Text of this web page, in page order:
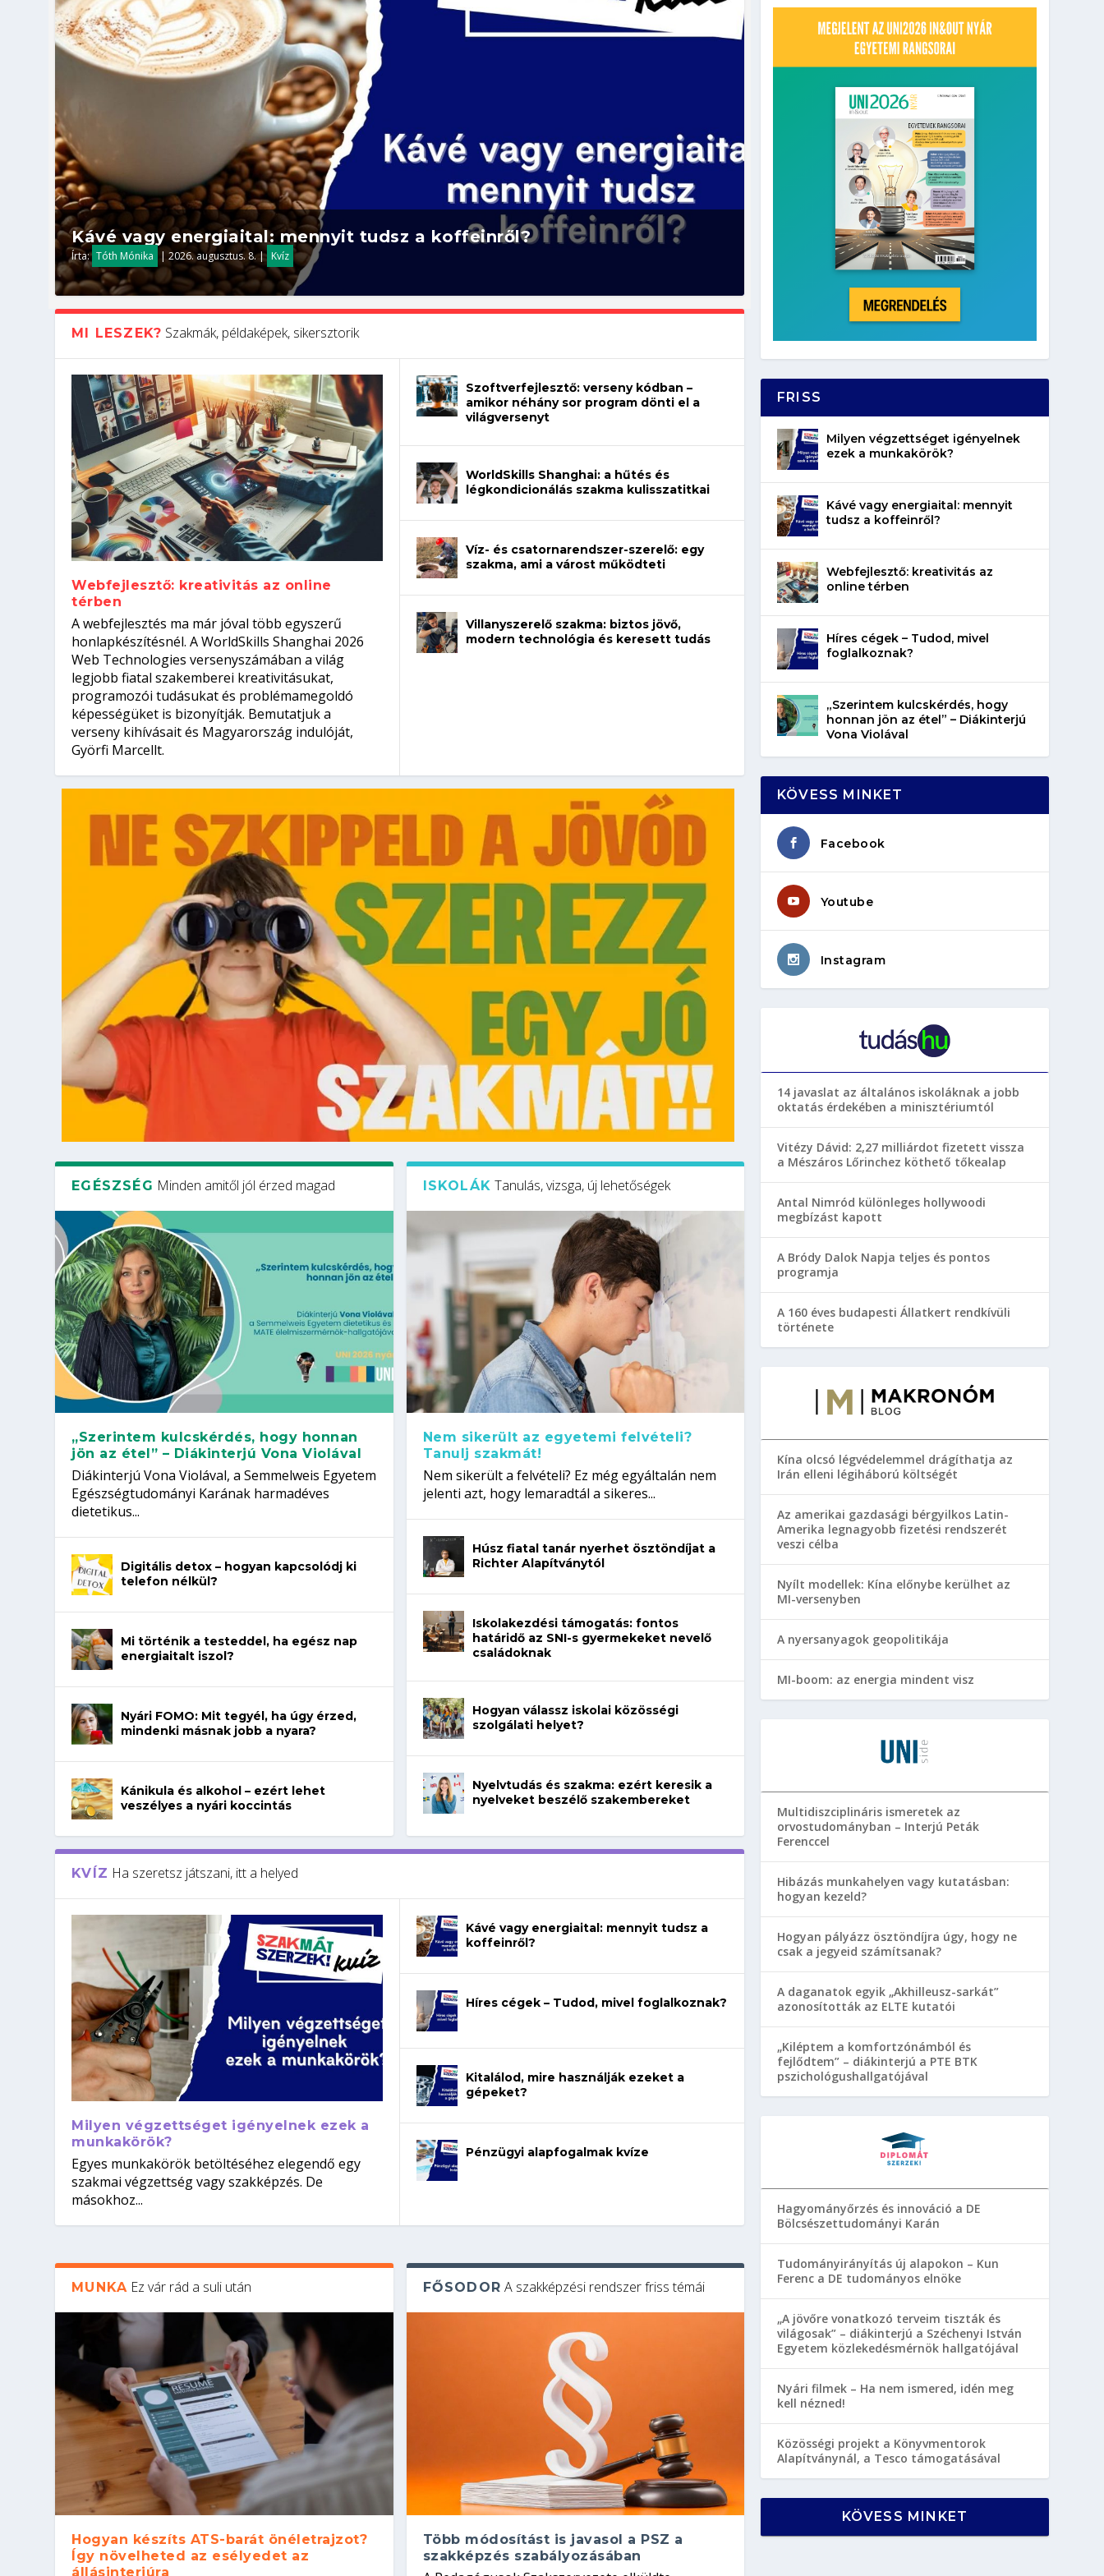
Kávé vagy energiaital: mennyit tudsz a koffeinről?
Írta: Tóth Mónika |2026. augusztus. 8.| Kvíz
Hogyan készíts ATS-barát önéletrajzot? Így növelheted az esélyedet az
állásinterjúra...
Írta: Oláh Erika |2026. augusztus. 5.| Munka
Kitalálod, mire használják ezeket a gépeket?
Írta: Tóth Mónika |2026. augusztus. 4.| Kvíz
Nem sikerült az egyetemi felvételi? Tanulj szakmát!
Írta: Oláh Erika |2026. augusztus. 4.| Iskolák
Szoftverfejlesztő: verseny kódban – amikor néhány sor program dönti
el a világversenyt...
Írta: Szakmát Szerzek | 2026. augusztus. 3.| Mi leszek?
MI LESZEK? Szakmák, példaképek, sikersztorik
Webfejlesztő: kreativitás az online
térben
A webfejlesztés ma már jóval több egyszerű
honlapkészítésnél. A WorldSkills Shanghai 2026
Web Technologies versenyszámában a világ
legjobb fiatal szakemberei kreativitásukat,
programozói tudásukat és problémamegoldó
képességüket is bizonyítják. Bemutatjuk a
verseny kihívásait és Magyarország indulóját,
Györfi Marcellt.
Szoftverfejlesztő: verseny kódban –
amikor néhány sor program dönti el a
világversenyt
WorldSkills Shanghai: a hűtés és
légkondicionálás szakma kulisszatitkai
Víz- és csatornarendszer-szerelő: egy
szakma, ami a várost működteti
Villanyszerelő szakma: biztos jövő,
modern technológia és keresett tudás
EGÉSZSÉG Minden amitől jól érzed magad
„Szerintem kulcskérdés, hogy honnan
jön az étel” – Diákinterjú Vona Violával
Diákinterjú Vona Violával, a Semmelweis Egyetem
Egészségtudományi Karának harmadéves
dietetikus...
Digitális detox – hogyan kapcsolódj ki
telefon nélkül?
Mi történik a testeddel, ha egész nap
energiaitalt iszol?
Nyári FOMO: Mit tegyél, ha úgy érzed,
mindenki másnak jobb a nyara?
Kánikula és alkohol – ezért lehet
veszélyes a nyári koccintás
ISKOLÁK Tanulás, vizsga, új lehetőségek
Nem sikerült az egyetemi felvételi?
Tanulj szakmát!
Nem sikerült a felvételi? Ez még egyáltalán nem
jelenti azt, hogy lemaradtál a sikeres...
Húsz fiatal tanár nyerhet ösztöndíjat a
Richter Alapítványtól
Iskolakezdési támogatás: fontos
határidő az SNI-s gyermekeket nevelő
családoknak
Hogyan válassz iskolai közösségi
szolgálati helyet?
Nyelvtudás és szakma: ezért keresik a
nyelveket beszélő szakembereket
KVÍZ Ha szeretsz játszani, itt a helyed
Milyen végzettséget igényelnek ezek a
munkakörök?
Egyes munkakörök betöltéséhez elegendő egy
szakmai végzettség vagy szakképzés. De
másokhoz...
Kávé vagy energiaital: mennyit tudsz a
koffeinről?
Híres cégek – Tudod, mivel foglalkoznak?
Kitalálod, mire használják ezeket a
gépeket?
Pénzügyi alapfogalmak kvíze
MUNKA Ez vár rád a suli után
Hogyan készíts ATS-barát önéletrajzot?
Így növelheted az esélyedet az
állásinterjúra
FŐSODOR A szakképzési rendszer friss témái
Több módosítást is javasol a PSZ a
szakképzés szabályozásában
FRISS
Milyen végzettséget igényelnek
ezek a munkakörök?
Kávé vagy energiaital: mennyit
tudsz a koffeinről?
Webfejlesztő: kreativitás az
online térben
Híres cégek – Tudod, mivel
foglalkoznak?
„Szerintem kulcskérdés, hogy
honnan jön az étel” – Diákinterjú
Vona Violával
KÖVESS MINKET
Facebook
Youtube
Instagram
14 javaslat az általános iskoláknak a jobb
oktatás érdekében a minisztériumtól
Vitézy Dávid: 2,27 milliárdot fizetett vissza
a Mészáros Lőrinchez köthető tőkealap
Antal Nimród különleges hollywoodi
megbízást kapott
A Bródy Dalok Napja teljes és pontos
programja
A 160 éves budapesti Állatkert rendkívüli
története
Kína olcsó légvédelemmel drágíthatja az
Irán elleni légiháború költségét
Az amerikai gazdasági bérgyilkos Latin-
Amerika legnagyobb fizetési rendszerét
veszi célba
Nyílt modellek: Kína előnybe kerülhet az
MI-versenyben
A nyersanyagok geopolitikája
MI-boom: az energia mindent visz
Multidiszciplináris ismeretek az
orvostudományban – Interjú Peták
Ferenccel
Hibázás munkahelyen vagy kutatásban:
hogyan kezeld?
Hogyan pályázz ösztöndíjra úgy, hogy ne
csak a jegyeid számítsanak?
A daganatok egyik „Akhilleusz-sarkát”
azonosították az ELTE kutatói
„Kiléptem a komfortzónámból és
fejlődtem” – diákinterjú a PTE BTK
pszichológushallgatójával
Hagyományőrzés és innováció a DE
Bölcsészettudományi Karán
Tudományirányítás új alapokon – Kun
Ferenc a DE tudományos elnöke
„A jövőre vonatkozó terveim tiszták és
világosak” – diákinterjú a Széchenyi István
Egyetem közlekedésmérnök hallgatójával
Nyári filmek – Ha nem ismered, idén meg
kell nézned!
Közösségi projekt a Könyvmentorok
Alapítványnál, a Tesco támogatásával
KÖVESS MINKET